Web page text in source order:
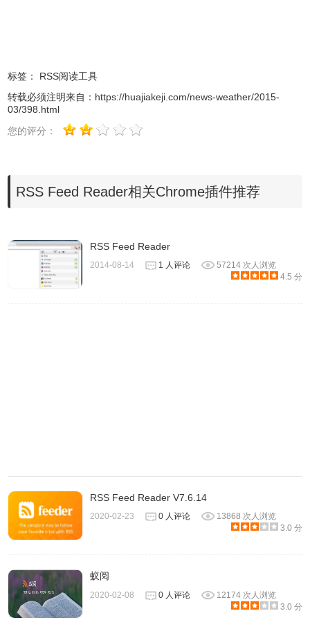
页，如图所示：
标签：
RSS阅读工具
转载必须注明来自： https://huajiakeji.com/news-weather/2015-
03/398.html
您的评分：
RSS Feed Reader相关Chrome插件推荐
RSS Feed Reader
2014-08-14 1 人评论
57214 次人浏览
4.5 分
RSS Feed Reader V7.6.14
2020-02-23 0 人评论
13868 次人浏览
3.0 分
蚁阅
2020-02-08 0 人评论
12174 次人浏览
3.0 分